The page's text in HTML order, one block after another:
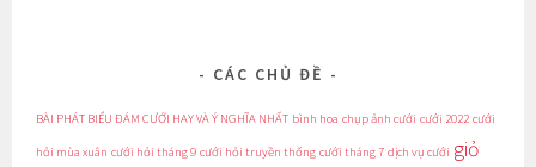
CÁC CHỦ ĐỀ
BÀI PHÁT BIỂU ĐÁM CƯỚI HAY VÀ Ý NGHĨA NHẤT bình hoa chụp ảnh cưới cưới 2022 cưới
hỏi mùa xuân cưới hỏi tháng 9 cưới hỏi truyền thống cưới tháng 7 dịch vụ cưới giỏ